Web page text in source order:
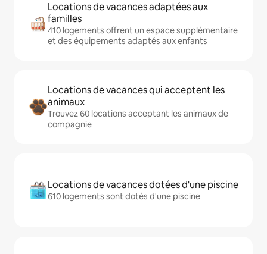
Locations de vacances adaptées aux
familles
410 logements offrent un espace supplémentaire
et des équipements adaptés aux enfants
Locations de vacances qui acceptent les
animaux
Trouvez 60 locations acceptant les animaux de
compagnie
Locations de vacances dotées d'une piscine
610 logements sont dotés d'une piscine